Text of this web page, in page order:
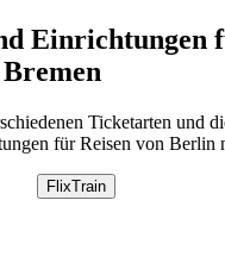
Einrichtungen
Ticketarten und
für Reisen von Berlin
FlixTrain